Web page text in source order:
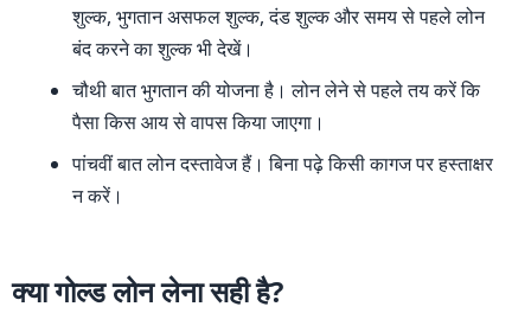
शुल्क, भुगतान असफल शुल्क, दंड शुल्क और समय से पहले लोन
बंद करने का शुल्क भी देखें।
चौथी बात भुगतान की योजना है। लोन लेने से पहले तय करें कि
पैसा किस आय से वापस किया जाएगा।
पांचवीं बात लोन दस्तावेज हैं। बिना पढ़े किसी कागज पर हस्ताक्षर
न करें।
क्या गोल्ड लोन लेना सही है?